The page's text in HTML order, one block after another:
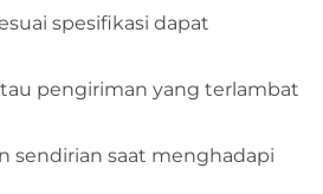
spesifikasi dapat
pengiriman yang terlambat
sendirian saat menghadapi